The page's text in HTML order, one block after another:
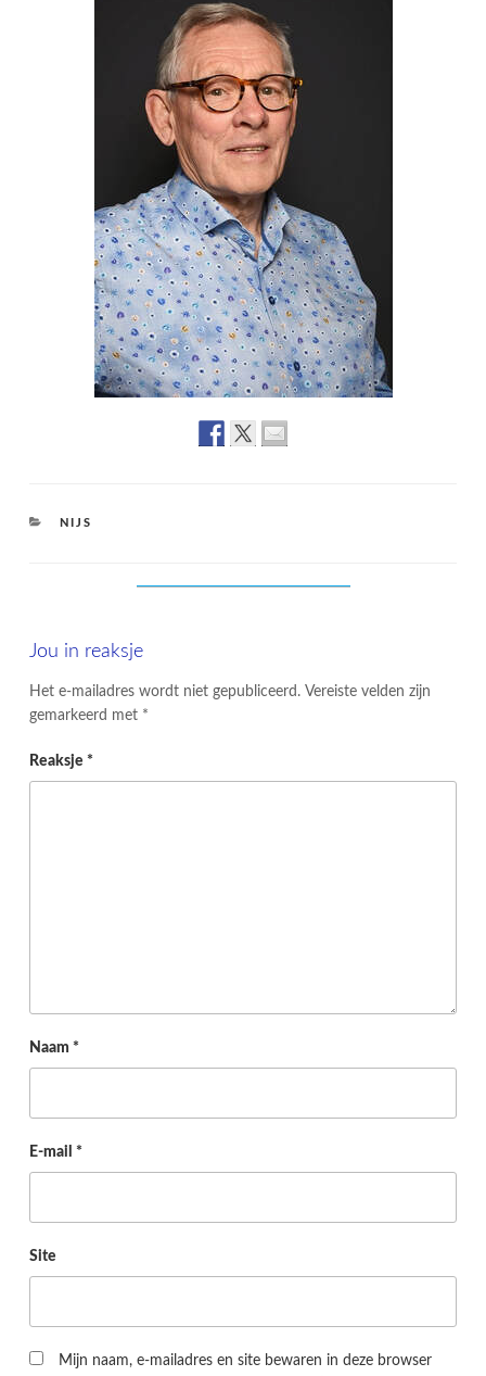
CATEGORIES
NIJS
Jou in reaksje
Het e-mailadres wordt niet gepubliceerd. Vereiste velden zijn
gemarkeerd met *
Reaksje *
Naam *
E-mail *
Site
Mijn naam, e-mailadres en site bewaren in deze browser